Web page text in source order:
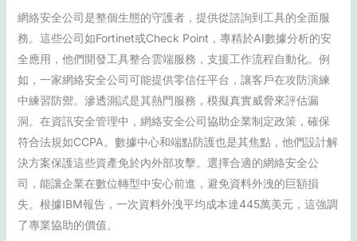
網絡安全公司是整個生態的守護者，提供從諮詢到工具的全面服
務。這些公司如Fortinet或Check Point，專精於AI數據分析的安
全應用，他們開發工具整合雲端服務，支援工作流程自動化。例
如，一家網絡安全公司可能提供零信任平台，讓客戶在攻防演練
中練習防禦。滲透測試是其熱門服務，模擬真實威脅來評估漏
洞。在資訊安全管理中，網絡安全公司協助企業制定政策，確保
符合法規如CCPA。數據中心和端點防護也是其焦點，他們設計解
決方案保護這些資產免於內外部攻擊。選擇合適的網絡安全公
司，能讓企業在數位轉型中安心前進，避免資料外洩的巨額損
失。根據IBM報告，一次資料外洩平均成本達445萬美元，這強調
了專業協助的價值。